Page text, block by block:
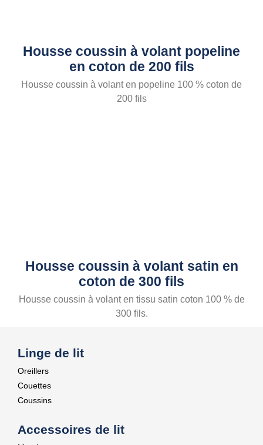
Housse coussin à volant popeline
en coton de 200 fils
Housse coussin à volant en popeline 100 % coton de
200 fils
Housse coussin à volant satin en
coton de 300 fils
Housse coussin à volant en tissu satin coton 100 % de
300 fils.
Linge de lit
Oreillers
Couettes
Coussins
Accessoires de lit